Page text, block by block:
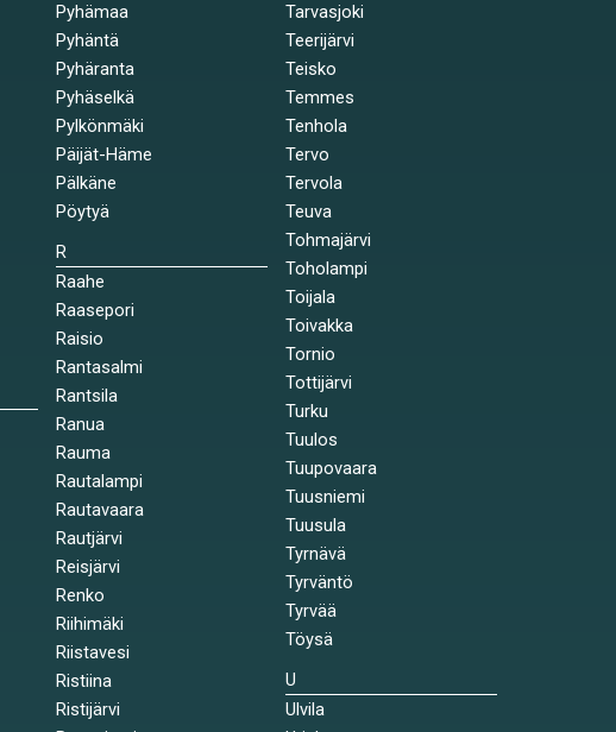
Pyhämaa
Pyhäntä
Pyhäranta
Pyhäselkä
Pylkönmäki
Päijät-Häme
Pälkäne
Pöytyä
R
Raahe
Raasepori
Raisio
Rantasalmi
Rantsila
Ranua
Rauma
Rautalampi
Rautavaara
Rautjärvi
Reisjärvi
Renko
Riihimäki
Riistavesi
Ristiina
Ristijärvi
Tarvasjoki
Teerijärvi
Teisko
Temmes
Tenhola
Tervo
Tervola
Teuva
Tohmajärvi
Toholampi
Toijala
Toivakka
Tornio
Tottijärvi
Turku
Tuulos
Tuupovaara
Tuusniemi
Tuusula
Tyrnävä
Tyrväntö
Tyrvää
Töysä
U
Ulvila